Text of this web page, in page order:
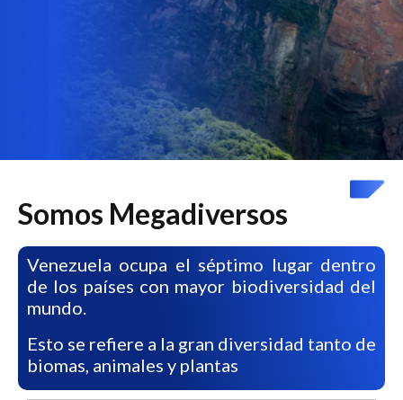
Somos Megadiversos
Venezuela ocupa el séptimo lugar dentro
de los países con mayor biodiversidad del
mundo.
Esto se refiere a la gran diversidad tanto de
biomas, animales y plantas